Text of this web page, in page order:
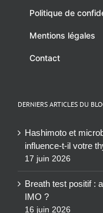
Politique de
Mentions légales
Contact
DERNIERS ARTICLES DU
Hashimoto et
influence-t-il votre
17 juin 2026
Breath test positif :
IMO ?
16 juin 2026